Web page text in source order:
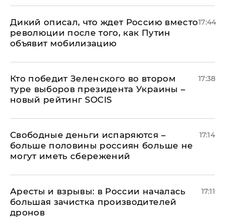
Дикий описал, что ждет Россию вместо
революции после того, как Путин
объявит мобилизацию
17:44
Кто победит Зеленского во втором
туре выборов президента Украины –
новый рейтинг SOCIS
17:38
Свободные деньги испаряются –
больше половины россиян больше не
могут иметь сбережений
17:14
Аресты и взрывы: в России началась
большая зачистка производителей
дронов
17:11